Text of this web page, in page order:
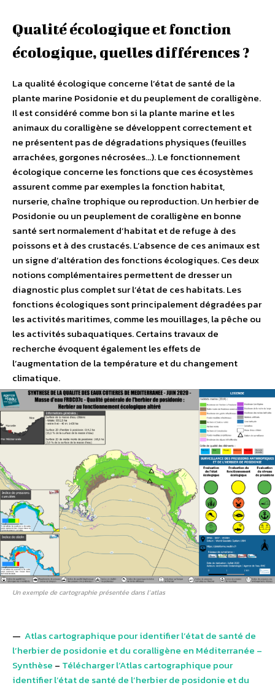
Qualité écologique et fonction
écologique, quelles différences ?
La qualité écologique concerne l’état de santé de la
plante marine Posidonie et du peuplement de coralligène.
Il est considéré comme bon si la plante marine et les
animaux du coralligène se développent correctement et
ne présentent pas de dégradations physiques (feuilles
arrachées, gorgones nécrosées…). Le fonctionnement
écologique concerne les fonctions que ces écosystèmes
assurent comme par exemples la fonction habitat,
nurserie, chaîne trophique ou reproduction. Un herbier de
Posidonie ou un peuplement de coralligène en bonne
santé sert normalement d’habitat et de refuge à des
poissons et à des crustacés. L’absence de ces animaux est
un signe d’altération des fonctions écologiques. Ces deux
notions complémentaires permettent de dresser un
diagnostic plus complet sur l’état de ces habitats. Les
fonctions écologiques sont principalement dégradées par
les activités maritimes, comme les mouillages, la pêche ou
les activités subaquatiques. Certains travaux de
recherche évoquent également les effets de
l’augmentation de la température et du changement
climatique.
Un exemple de cartographie présentée dans l’atlas
— Atlas cartographique pour identifier l’état de santé de
l’herbier de posidonie et du coralligène en Méditerranée –
Synthèse – Télécharger l’Atlas cartographique pour
identifier l’état de santé de l’herbier de posidonie et du